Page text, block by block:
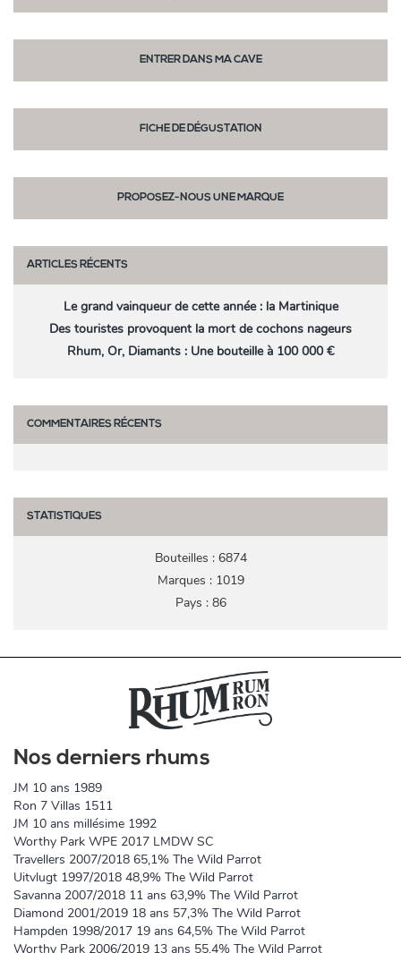
ENTRER DANS MA CAVE
FICHE DE DÉGUSTATION
PROPOSEZ-NOUS UNE MARQUE
ARTICLES RÉCENTS
Le grand vainqueur de cette année : la Martinique
Des touristes provoquent la mort de cochons nageurs
Rhum, Or, Diamants : Une bouteille à 100 000 €
COMMENTAIRES RÉCENTS
STATISTIQUES
Bouteilles : 6874
Marques : 1019
Pays : 86
Nos derniers rhums
JM 10 ans 1989
Ron 7 Villas 1511
JM 10 ans millésime 1992
Worthy Park WPE 2017 LMDW SC
Travellers 2007/2018 65,1% The Wild Parrot
Uitvlugt 1997/2018 48,9% The Wild Parrot
Savanna 2007/2018 11 ans 63,9% The Wild Parrot
Diamond 2001/2019 18 ans 57,3% The Wild Parrot
Hampden 1998/2017 19 ans 64,5% The Wild Parrot
Worthy Park 2006/2019 13 ans 55,4% The Wild Parrot